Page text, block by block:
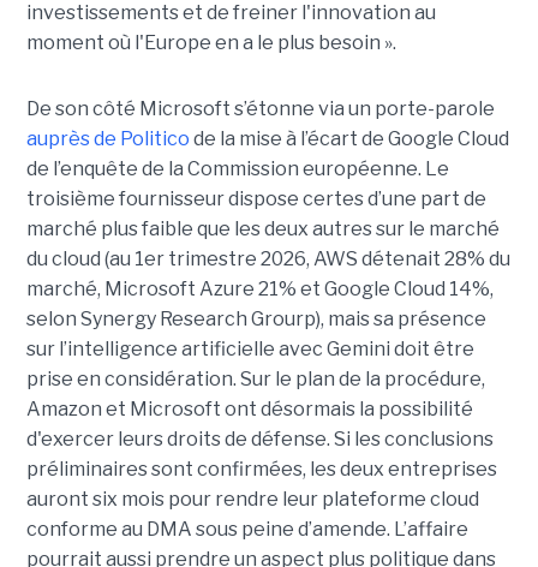
investissements et de freiner l'innovation au
moment où l'Europe en a le plus besoin ».
De son côté Microsoft s’étonne via un porte-parole
auprès de Politico de la mise à l’écart de Google Cloud
de l’enquête de la Commission européenne. Le
troisième fournisseur dispose certes d’une part de
marché plus faible que les deux autres sur le marché
du cloud (au 1er trimestre 2026, AWS détenait 28% du
marché, Microsoft Azure 21% et Google Cloud 14%,
selon Synergy Research Grourp), mais sa présence
sur l’intelligence artificielle avec Gemini doit être
prise en considération. Sur le plan de la procédure,
Amazon et Microsoft ont désormais la possibilité
d'exercer leurs droits de défense. Si les conclusions
préliminaires sont confirmées, les deux entreprises
auront six mois pour rendre leur plateforme cloud
conforme au DMA sous peine d’amende. L’affaire
pourrait aussi prendre un aspect plus politique dans